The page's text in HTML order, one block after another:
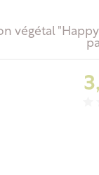
végétal